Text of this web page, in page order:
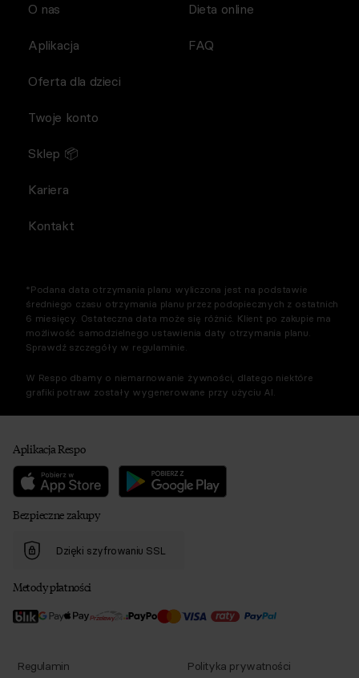
O nas
Aplikacja
Dieta online
FAQ
Oferta dla dzieci
Twoje konto
Sklep 📦
Kariera
Kontakt
*Podana data otrzymania planu wyliczona jest na podstawie
średniego czasu otrzymania planu przez podopiecznych z ostatnich
6 miesięcy. Ostateczna data może się różnić. Klient po zakupie ma
możliwość samodzielnego ustawienia daty otrzymania planu.
Sprawdź szczegóły w regulaminie.
W Respo dbamy o niemarnowanie żywności, dlatego niektóre
grafiki potraw zostały wygenerowane przy użyciu AI.
Aplikacja Respo
Bezpieczne zakupy
Dzięki szyfrowaniu SSL
Metody płatności
Regulamin Polityka prywatności